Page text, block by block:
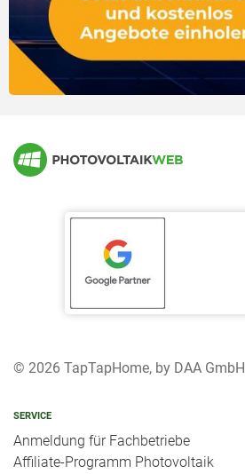
© 2026 TapTapHome, by DAA GmbH
SERVICE
Anmeldung für Fachbetriebe
Affiliate-Programm Photovoltaik